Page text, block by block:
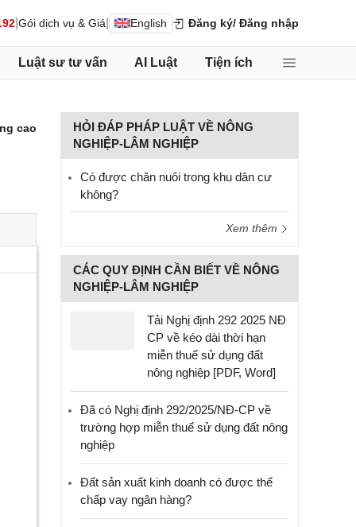
Gói dịch vụ & Giá English Đăng ký/ Đăng nhập
Luật sư tư vấn AI Luật Tiện ích
cao
HỎI ĐÁP PHÁP LUẬT VỀ NÔNG
NGHIỆP-LÂM NGHIỆP
Có được chăn nuôi trong khu dân cư
không?
Xem thêm
CÁC QUY ĐỊNH CẦN BIẾT VỀ NÔNG
NGHIỆP-LÂM NGHIỆP
Tải Nghị định 292 2025 NĐ
CP về kéo dài thời hạn
miễn thuế sử dụng đất
nông nghiệp [PDF, Word]
Đã có Nghị định 292/2025/NĐ-CP về
trường hợp miễn thuế sử dụng đất nông
nghiệp
Đất sản xuất kinh doanh có được thế
chấp vay ngân hàng?